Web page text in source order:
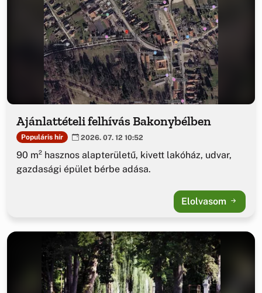
Ajánlattételi felhívás Bakonybélben
Populáris hír 2026. 07. 12 10:52
90 m² hasznos alapterületű, kivett lakóház, udvar,
gazdasági épület bérbe adása.
Elolvasom